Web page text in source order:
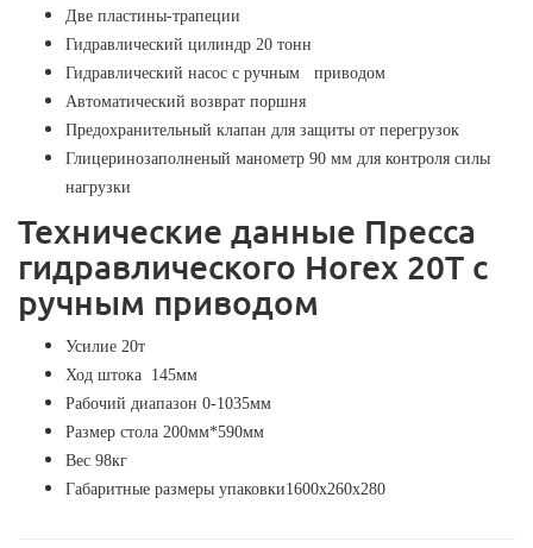
Две пластины-трапеции
Гидравлический цилиндр 20 тонн
Гидравлический насос с ручным приводом
Автоматический возврат поршня
Предохранительный клапан для защиты от перегрузок
Глицеринозаполненый манометр 90 мм для контроля силы
нагрузки
Технические данные Пресса
гидравлического Horex 20Т с
ручным приводом
Усилие 20т
Ход штока 145мм
Рабочий диапазон 0-1035мм
Размер стола 200мм*590мм
Вес 98кг
Габаритные размеры упаковки1600х260х280